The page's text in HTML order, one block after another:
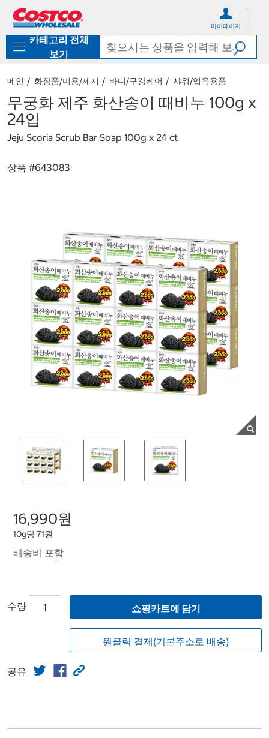
로
기
가
마이페이지
카테고리 전체
보기
메인 화장품/미용/제지 바디/구강케어 샤워/입욕용품
무궁화 제주 화산송이 때비누 100g x
24입
Jeju Scoria Scrub Bar Soap 100g x 24 ct
상품 #643083
16,990원
10g당 71원
배송비 포함
수량 쇼핑카트에 담기
원클릭 결제(기본주소로 배송)
공유